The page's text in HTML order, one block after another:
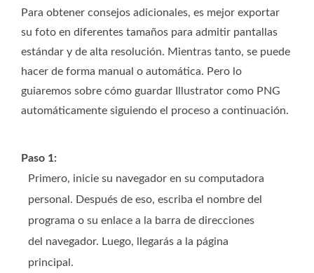
Para obtener consejos adicionales, es mejor exportar
su foto en diferentes tamaños para admitir pantallas
estándar y de alta resolución. Mientras tanto, se puede
hacer de forma manual o automática. Pero lo
guiaremos sobre cómo guardar Illustrator como PNG
automáticamente siguiendo el proceso a continuación.
Paso 1:
Primero, inicie su navegador en su computadora
personal. Después de eso, escriba el nombre del
programa o su enlace a la barra de direcciones
del navegador. Luego, llegarás a la página
principal.